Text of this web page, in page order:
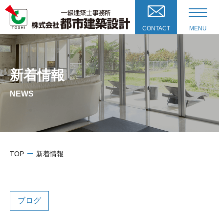
CONTACT MENU
新着情報
NEWS
TOP 新着情報
ブログ